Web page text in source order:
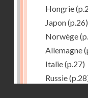
Hongrie
Japon(p.26)
Norwège
Allemagne
Italie(p.27)
Russie